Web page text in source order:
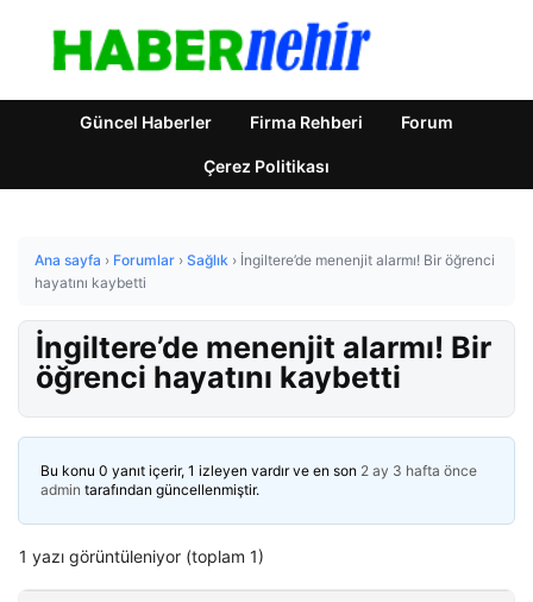
Güncel Haberler Firma Rehberi Forum
Çerez Politikası
Ana sayfa › Forumlar › Sağlık › İngiltere’de menenjit alarmı! Bir öğrenci
hayatını kaybetti
İngiltere’de menenjit alarmı! Bir
öğrenci hayatını kaybetti
Bu konu 0 yanıt içerir, 1 izleyen vardır ve en son 2 ay 3 hafta önce
admin tarafından güncellenmiştir.
1 yazı görüntüleniyor (toplam 1)